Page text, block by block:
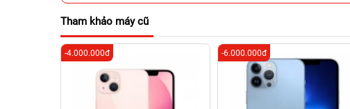
Tham khảo máy cũ
-4.000.000đ -6.000.000đ